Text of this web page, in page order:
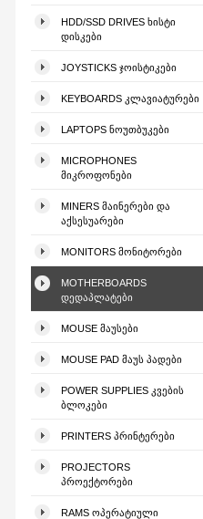
HDD/SSD DRIVES ᲮᲘᲡᲢᲘ
ᲓᲘᲡᲙᲔᲑᲘ
JOYSTICKS ᲯᲝᲘᲡᲢᲘᲙᲔᲑᲘ
KEYBOARDS ᲙᲚᲐᲕᲘᲐᲢᲣᲠᲔᲑᲘ
LAPTOPS ᲜᲝᲣᲗᲑᲣᲙᲔᲑᲘ
MICROPHONES
ᲛᲘᲙᲠᲝᲤᲝᲜᲔᲑᲘ
MINERS ᲛᲐᲘᲜᲔᲠᲔᲑᲘ ᲓᲐ
ᲐᲥᲡᲔᲡᲣᲐᲠᲔᲑᲘ
MONITORS ᲛᲝᲜᲘᲢᲝᲠᲔᲑᲘ
MOTHERBOARDS
ᲓᲔᲓᲐᲞᲚᲐᲢᲔᲑᲘ
MOUSE ᲛᲐᲣᲡᲔᲑᲘ
MOUSE PAD ᲛᲐᲣᲡ ᲞᲐᲓᲔᲑᲘ
POWER SUPPLIES ᲙᲕᲔᲑᲘᲡ
ᲑᲚᲝᲙᲔᲑᲘ
PRINTERS ᲞᲠᲘᲜᲢᲔᲠᲔᲑᲘ
PROJECTORS
ᲞᲠᲝᲔᲥᲢᲝᲠᲔᲑᲘ
RAMS ᲝᲞᲔᲠᲐᲢᲘᲣᲚᲘ